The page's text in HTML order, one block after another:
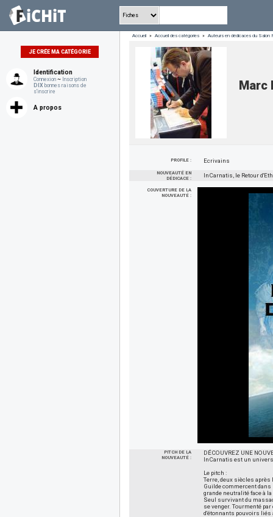
JE CRÉE MA CATÉGORIE
Identification
Connexion ~ Inscription
DIX bonnes raisons de
s'inscrire
A propos
Accueil » Accueil des catégories » Auteurs en dédicaces du Salon
Marc
PROFILE : Ecrivains
NOUVEAUTÉ EN
DÉDICACE :
InCarnatis, le Retour
COUVERTURE DE LA
NOUVEAUTÉ :
PITCH DE LA
NOUVEAUTÉ :
DÉCOUVREZ UNE
InCarnatis est un
Le pitch :
Terre, deux siècles
Guilde commercent dans
grande neutralité face à
Seul survivant du
se venger. Tourmenté
d'étonnants pouvoirs liés